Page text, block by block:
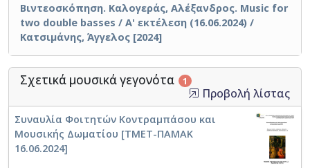
δίεση) το οποίο επεξεργάζεται και παραλλάσσεται με
διάφορους τρόπους, για να οδηγήσει στην
επιστροφή του πρώτου μέρους, σχεδόν αυτούσιου,
στο κλείσιμο του έργου.
Βιντεοσκόπηση. Καλογεράς, Αλέξανδρος. Music for
two double basses / Α' εκτέλεση (16.06.2024) /
Κατσιμάνης, Άγγελος [2024]
Σχετικά μουσικά γεγονότα 1
Προβολή λίστας
Συναυλία Φοιτητών Κοντραμπάσου και
Μουσικής Δωματίου [ΤΜΕΤ-ΠΑΜΑΚ
16.06.2024]